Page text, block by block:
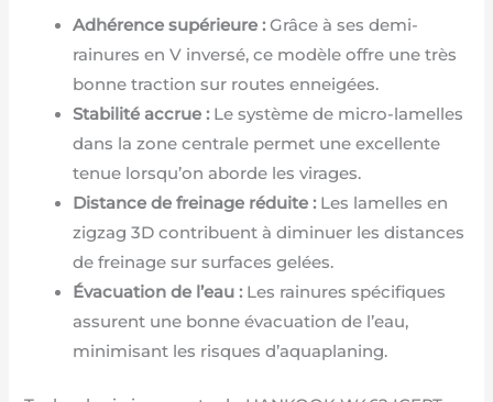
Adhérence supérieure :Grâce à ses demi-
rainures en V inversé, ce modèle offre une très
bonne traction sur routes enneigées.
Stabilité accrue :Le système de micro-lamelles
dans la zone centrale permet une excellente
tenue lorsqu’on aborde les virages.
Distance de freinage réduite :Les lamelles en
zigzag 3D contribuent à diminuer les distances
de freinage sur surfaces gelées.
Évacuation de l’eau :Les rainures spécifiques
assurent une bonne évacuation de l’eau,
minimisant les risques d’aquaplaning.